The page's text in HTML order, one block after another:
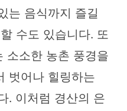
는 음식까지 즐길
수도 있습니다. 또
소소한 농촌 풍경을
벗어나 힐링하는
. 이처럼 경산의 은